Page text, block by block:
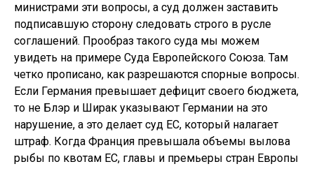
министрами эти вопросы, а суд должен заставить
подписавшую сторону следовать строго в русле
соглашений. Прообраз такого суда мы можем
увидеть на примере Суда Европейского Союза. Там
четко прописано, как разрешаются спорные вопросы.
Если Германия превышает дефицит своего бюджета,
то не Блэр и Ширак указывают Германии на это
нарушение, а это делает суд ЕС, который налагает
штраф. Когда Франция превышала объемы вылова
рыбы по квотам ЕС, главы и премьеры стран Европы